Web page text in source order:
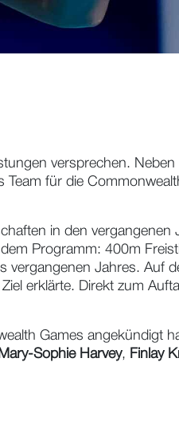
versprechen.
für die
in den vergangenen
Programm: 400m
vergangenen Jahres. Auf
erklärte. Direkt zum
Games angekündigt
Mary-Sophie Harvey, Finlay